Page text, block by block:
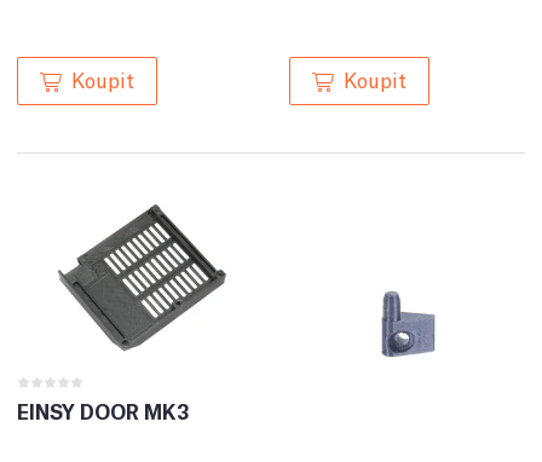
Koupit Koupit
EINSY DOOR MK3